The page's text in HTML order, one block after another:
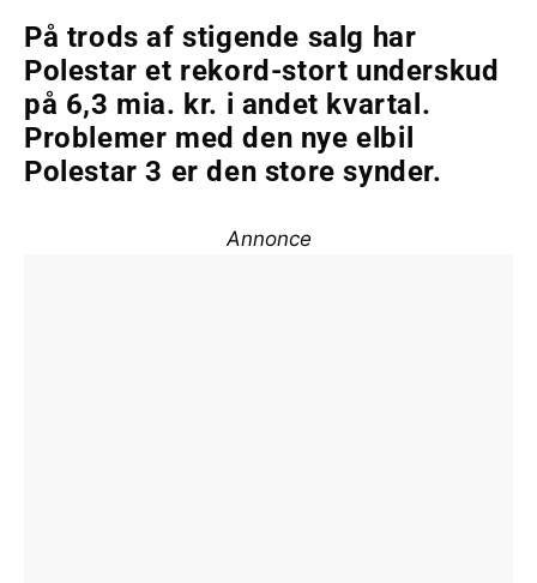
På trods af stigende salg har
Polestar et rekord-stort underskud
på 6,3 mia. kr. i andet kvartal.
Problemer med den nye elbil
Polestar 3 er den store synder.
Annonce